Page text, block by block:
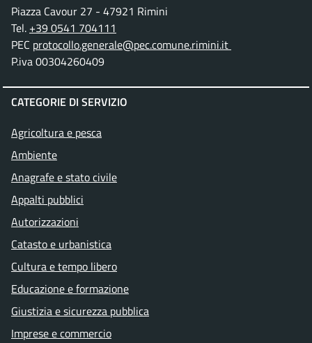
Piazza Cavour 27 - 47921 Rimini
Tel. +39 0541 704111
PEC protocollo.generale@pec.comune.rimini.it
P.iva 00304260409
CATEGORIE DI SERVIZIO
Agricoltura e pesca
Ambiente
Anagrafe e stato civile
Appalti pubblici
Autorizzazioni
Catasto e urbanistica
Cultura e tempo libero
Educazione e formazione
Giustizia e sicurezza pubblica
Imprese e commercio